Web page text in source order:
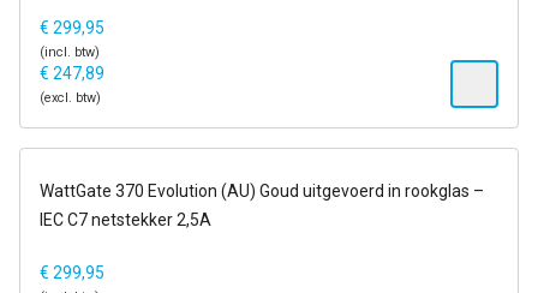
€ 299,95
(incl. btw)
€ 247,89
(excl. btw)
6-13 dagen
WattGate 370 Evolution (AU) Goud uitgevoerd in rookglas –
IEC C7 netstekker 2,5A
€ 299,95